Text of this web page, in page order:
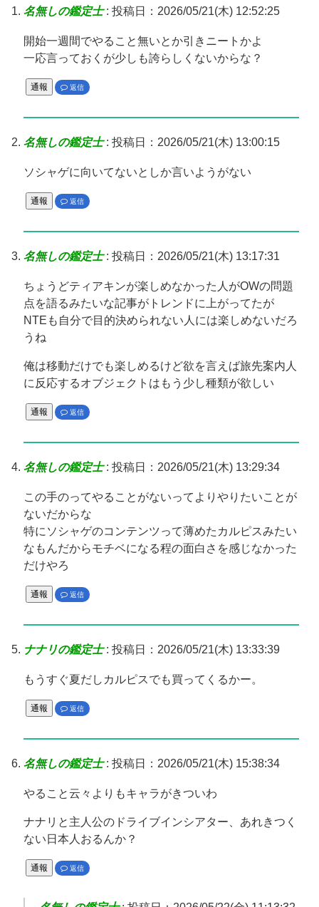
名無しの鑑定士: 投稿日：2026/05/21(木) 12:52:25
開始一週間でやること無いとか引きニートかよ
一応言っておくが少しも誇らしくないからな？
通報 返信
名無しの鑑定士: 投稿日：2026/05/21(木) 13:00:15
ソシャゲに向いてないとしか言いようがない
通報 返信
名無しの鑑定士: 投稿日：2026/05/21(木) 13:17:31
ちょうどティアキンが楽しめなかった人がOWの問題
点を語るみたいな記事がトレンドに上がってたが
NTEも自分で目的決められない人には楽しめないだろ
うね
俺は移動だけでも楽しめるけど欲を言えば旅先案内人
に反応するオブジェクトはもう少し種類が欲しい
通報 返信
名無しの鑑定士: 投稿日：2026/05/21(木) 13:29:34
この手のってやることがないってよりやりたいことが
ないだからな
特にソシャゲのコンテンツって薄めたカルピスみたい
なもんだからモチベになる程の面白さを感じなかった
だけやろ
通報 返信
ナナリの鑑定士: 投稿日：2026/05/21(木) 13:33:39
もうすぐ夏だしカルピスでも買ってくるかー。
通報 返信
名無しの鑑定士: 投稿日：2026/05/21(木) 15:38:34
やること云々よりもキャラがきついわ
ナナリと主人公のドライブインシアター、あれきつく
ない日本人おるんか？
通報 返信